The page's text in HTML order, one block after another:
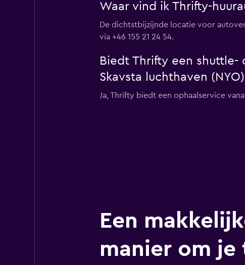
Waar vind ik Thrifty-
De dichtstbijzijnde locatie voor
via +46 155 21 24 54.
Biedt Thrifty een shuttle-
Skavsta luchthaven
Ja, Thrifty biedt een ophaalservice
Een
manier om je